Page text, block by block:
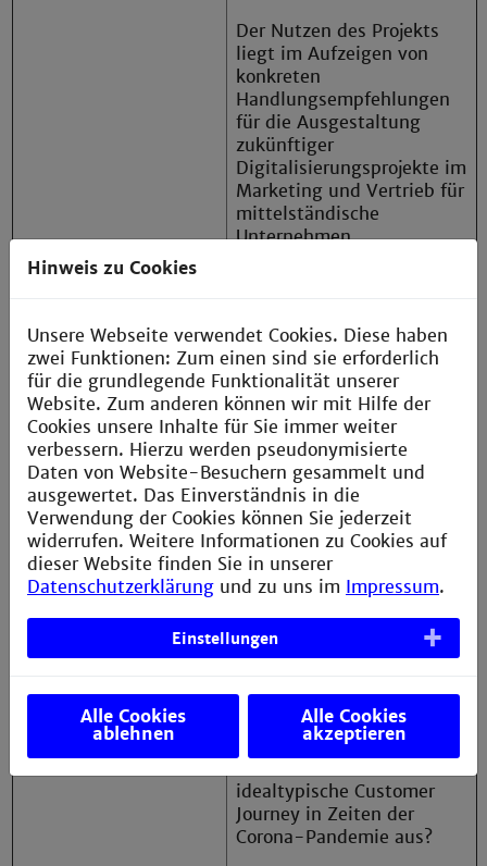
Der Nutzen des Projekts
liegt im Aufzeigen von
konkreten
Handlungsempfehlungen
für die Ausgestaltung
zukünftiger
Digitalisierungsprojekte im
Marketing und Vertrieb für
mittelständische
Unternehmen.
der Digitalisierung des
B2B-Vertriebs
mittelständischer
Unternehmen in
Deutschland?
- Welche Einflussfaktoren
beeinflussen einen hohen
oder niedrigen
Digitalisierungsgrad?
- Welche konkreten
für die Ausgestaltung
künftiger
können ausgesprochen
werden?
idealtypische Customer
Journey in Zeiten der
Corona-Pandemie aus?
Hinweis zu Cookies
Unsere Webseite verwendet Cookies. Diese haben
zwei Funktionen: Zum einen sind sie erforderlich
für die grundlegende Funktionalität unserer
Website. Zum anderen können wir mit Hilfe der
Cookies unsere Inhalte für Sie immer weiter
verbessern. Hierzu werden pseudonymisierte
Daten von Website-Besuchern gesammelt und
ausgewertet. Das Einverständnis in die
Verwendung der Cookies können Sie jederzeit
widerrufen. Weitere Informationen zu Cookies auf
dieser Website finden Sie in unserer
Datenschutzerklärung und zu uns im Impressum.
Einstellungen
Alle Cookies
ablehnen
Alle Cookies
akzeptieren